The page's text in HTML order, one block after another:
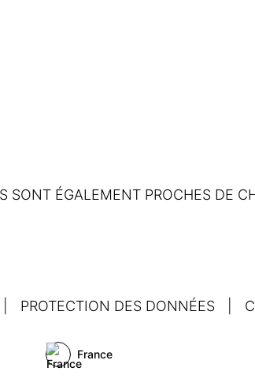
SONT ÉGALEMENT PROCHES DE
PROTECTION DES DONNÉES
France